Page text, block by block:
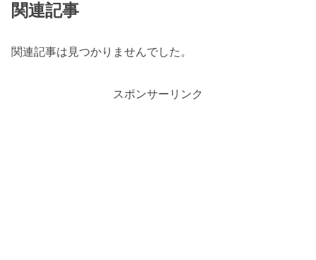
関連記事
関連記事は見つかりませんでした。
スポンサーリンク